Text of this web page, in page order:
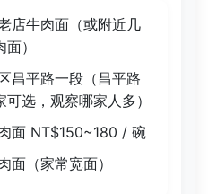
店牛肉面（或附近几
）
昌平路一段（昌平路
选，观察哪家人多）
面 NT$150~180 / 碗
面（家常宽面）